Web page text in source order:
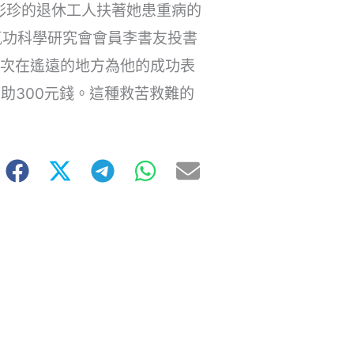
的退休工人扶著她患重病的
科學研究會會員李書友投書
在遙遠的地方為他的成功表
300元錢。這種救苦救難的